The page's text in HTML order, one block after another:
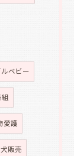
ベビー
愛護
販売